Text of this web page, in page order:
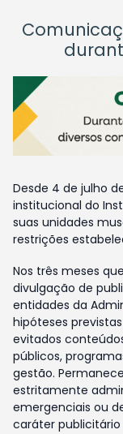
Desde 4 de julho
institucional do
suas unidades
restrições
Nos três meses
divulgação de
entidades da
hipóteses
evitados
públicos,
gestão.
estritamente
emergenciais ou
caráter